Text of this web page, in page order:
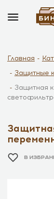
Главная
Защитные
Защитная
В